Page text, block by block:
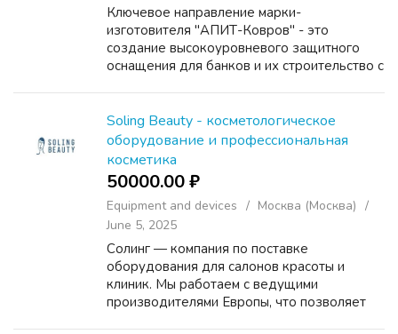
Ключевое направление марки-
изготовителя "АПИТ-Ковров" - это
создание высокоуровневого защитного
оснащения для банков и их строительство с
входит: разработка готовых проектов...
Soling Beauty - косметологическое
оборудование и профессиональная
косметика
50000.00 ₽
Equipment and devices
Москва (Москва)
June 5, 2025
Солинг — компания по поставке
оборудования для салонов красоты и
клиник. Мы работаем с ведущими
производителями Европы, что позволяет